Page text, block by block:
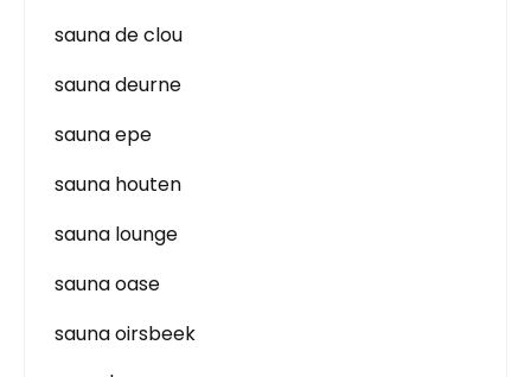
sauna de clou
sauna deurne
sauna epe
sauna houten
sauna lounge
sauna oase
sauna oirsbeek